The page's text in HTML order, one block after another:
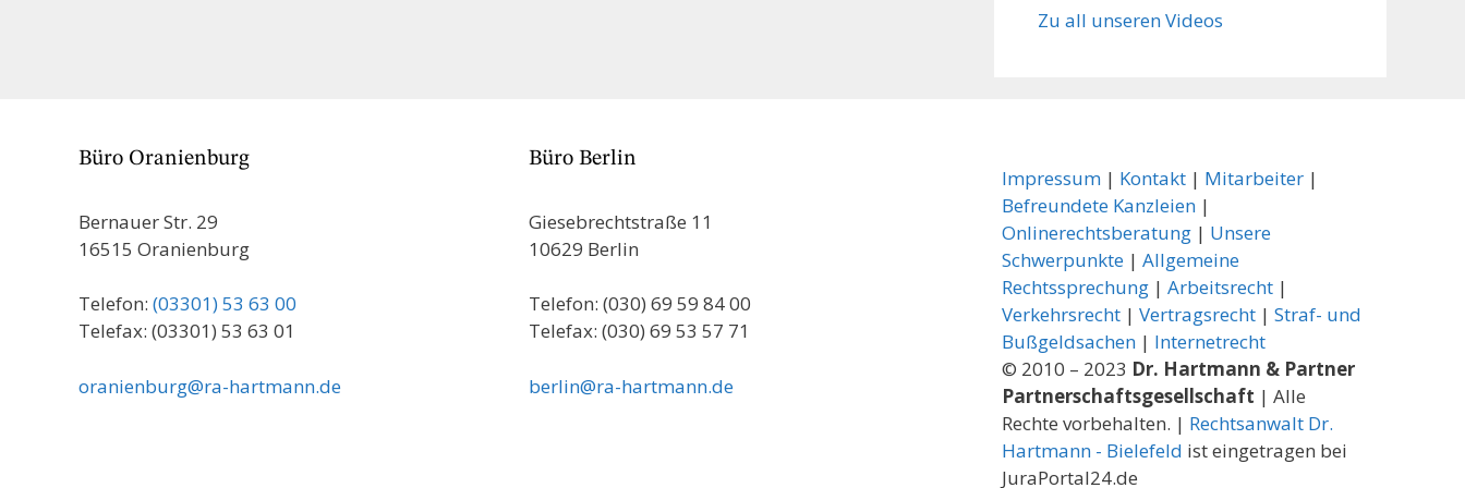
Zu all unseren Videos
Büro Oranienburg
Bernauer Str. 29
16515 Oranienburg
Telefon: (03301) 53 63 00
Telefax: (03301) 53 63 01
oranienburg@ra-hartmann.de
Büro Berlin
Giesebrechtstraße 11
10629 Berlin
Telefon: (030) 69 59 84 00
Telefax: (030) 69 53 57 71
berlin@ra-hartmann.de
Impressum| Kontakt| Mitarbeiter|
Befreundete Kanzleien|
Onlinerechtsberatung| Unsere
Schwerpunkte| Allgemeine
Rechtssprechung| Arbeitsrecht|
Verkehrsrecht| Vertragsrecht| Straf- und
Bußgeldsachen| Internetrecht
© 2010 – 2023 Dr. Hartmann & Partner
Partnerschaftsgesellschaft | Alle
Rechte vorbehalten. | Rechtsanwalt Dr.
Hartmann - Bielefeld ist eingetragen bei
JuraPortal24.de